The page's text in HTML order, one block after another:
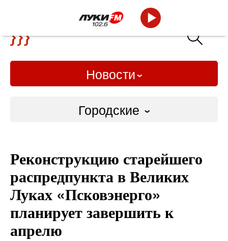
Новости
Городские
Слово Дело
Народные
ВТРК
Реконструкцию старейшего
распредпункта в Великих
Луках «Псковэнерго»
планирует завершить к
апрелю